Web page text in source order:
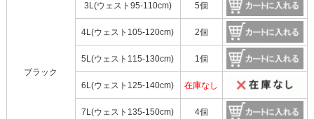
ブラック
3L(ウェスト95-110cm) 5個
4L(ウェスト105-120cm) 2個
5L(ウェスト115-130cm) 1個
6L(ウェスト125-140cm) 在庫なし
7L(ウェスト135-150cm) 4個